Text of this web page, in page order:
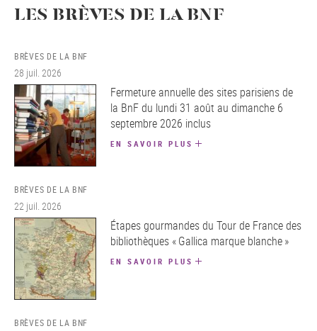
LES BRÈVES DE LA BNF
BRÈVES DE LA BNF
28 juil. 2026
Fermeture annuelle des sites parisiens de
la BnF du lundi 31 août au dimanche 6
septembre 2026 inclus
EN SAVOIR PLUS
BRÈVES DE LA BNF
22 juil. 2026
Étapes gourmandes du Tour de France des
bibliothèques « Gallica marque blanche »
EN SAVOIR PLUS
BRÈVES DE LA BNF